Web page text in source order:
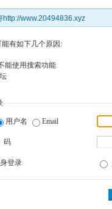
http://www.20494836.xyz
有如下几个原因:
能使用搜索功能
用户名 Email
码
登录